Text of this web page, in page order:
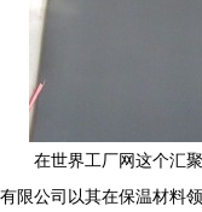
在世界工厂网这个汇
有限公司以其在保温材料